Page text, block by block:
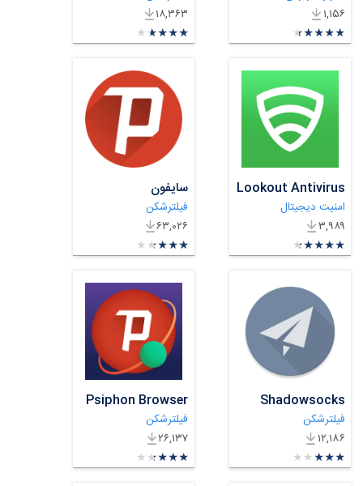
۱,۱۵۶
★★★★★
★
★
★
★
★
۱۸,۳۶۳
★★★★★
★
★
★
★
★
Lookout Antivirus
امنیت دیجیتال
۳,۹۸۹
★★★★★
★
★
★
★
★
سایفون
فیلترشکن
۶۳,۰۲۶
★★★★★
★
★
★
★
★
Shadowsocks
فیلترشکن
۱۲,۱۸۶
★★★★★
★
★
★
★
★
Psiphon Browser
فیلترشکن
۲۶,۱۳۷
★★★★★
★
★
★
★
★